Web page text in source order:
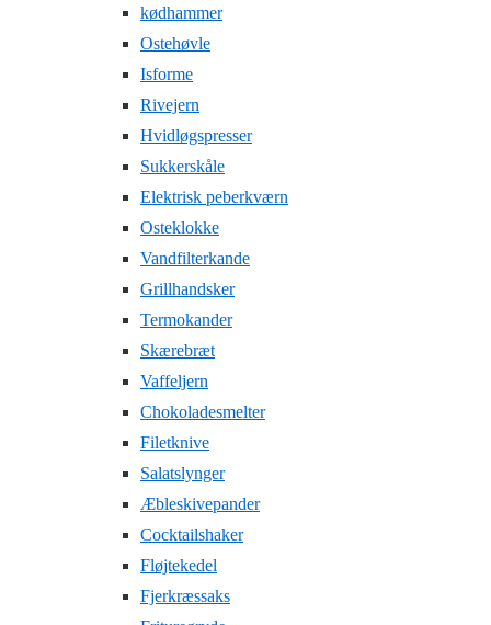
kødhammer
Ostehøvle
Isforme
Rivejern
Hvidløgspresser
Sukkerskåle
Elektrisk peberkværn
Osteklokke
Vandfilterkande
Grillhandsker
Termokander
Skærebræt
Vaffeljern
Chokoladesmelter
Filetknive
Salatslynger
Æbleskivepander
Cocktailshaker
Fløjtekedel
Fjerkræssaks